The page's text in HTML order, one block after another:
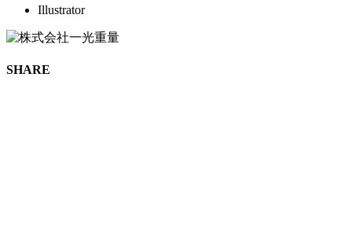
Illustrator
SHARE